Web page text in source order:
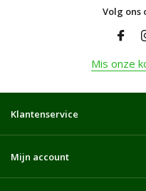
Volg ons
Mis onze
Klantenservice
Mijn account